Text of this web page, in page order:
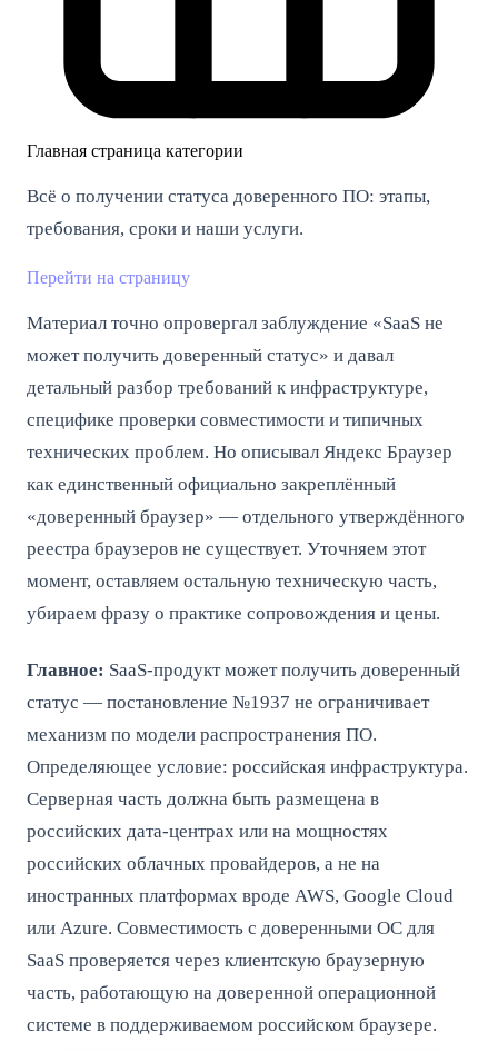
Главная страница категории
Всё о получении статуса доверенного ПО: этапы,
требования, сроки и наши услуги.
Перейти на страницу
Материал точно опровергал заблуждение «SaaS не
может получить доверенный статус» и давал
детальный разбор требований к инфраструктуре,
специфике проверки совместимости и типичных
технических проблем. Но описывал Яндекс Браузер
как единственный официально закреплённый
«доверенный браузер» — отдельного утверждённого
реестра браузеров не существует. Уточняем этот
момент, оставляем остальную техническую часть,
убираем фразу о практике сопровождения и цены.
Главное: SaaS-продукт может получить доверенный
статус — постановление №1937 не ограничивает
механизм по модели распространения ПО.
Определяющее условие: российская инфраструктура.
Серверная часть должна быть размещена в
российских дата-центрах или на мощностях
российских облачных провайдеров, а не на
иностранных платформах вроде AWS, Google Cloud
или Azure. Совместимость с доверенными ОС для
SaaS проверяется через клиентскую браузерную
часть, работающую на доверенной операционной
системе в поддерживаемом российском браузере.